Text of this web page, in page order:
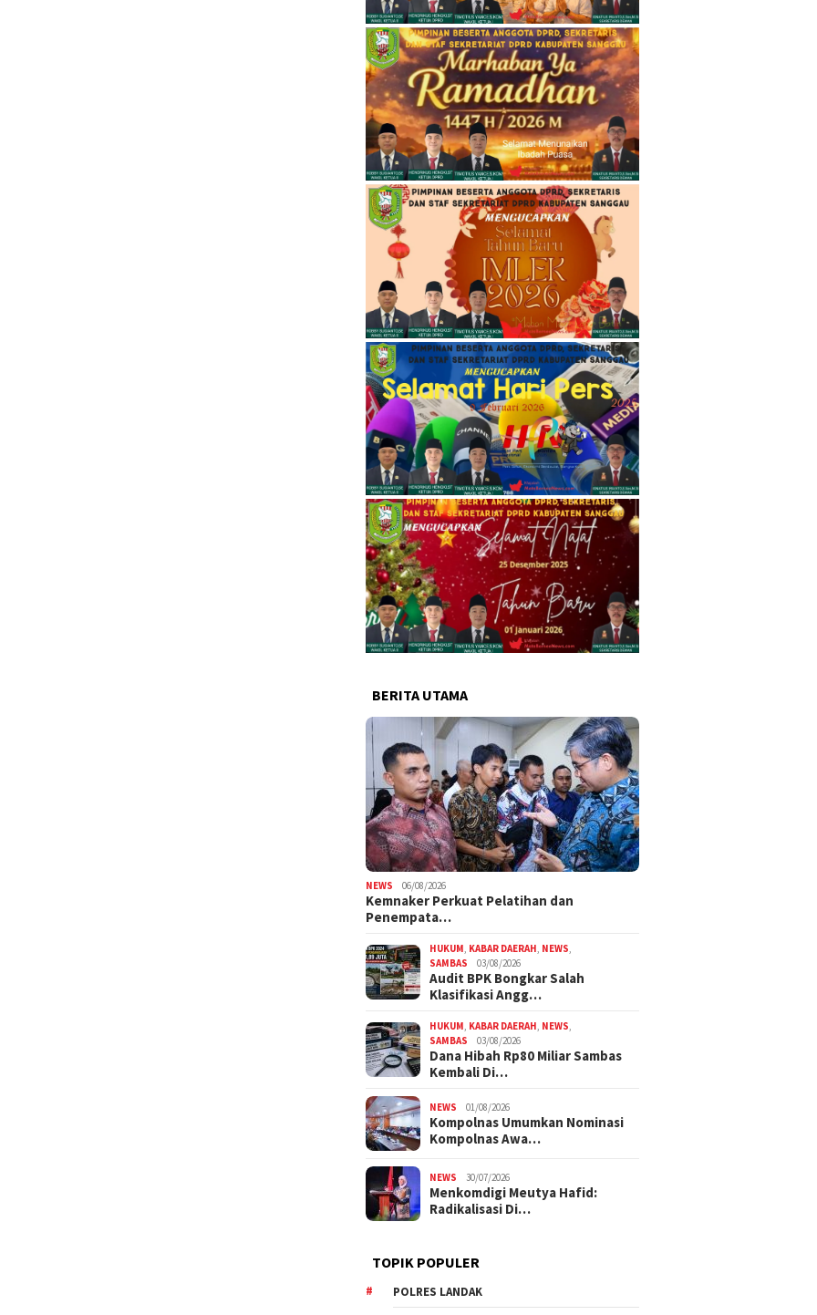
BERITA UTAMA
NEWS 06/08/2026
Kemnaker Perkuat Pelatihan dan
Penempata…
HUKUM KABAR DAERAH NEWS
SAMBAS
03/08/2026
Audit BPK Bongkar Salah
Klasifikasi Angg…
HUKUM KABAR DAERAH NEWS
SAMBAS
03/08/2026
Dana Hibah Rp80 Miliar Sambas
Kembali Di…
NEWS 01/08/2026
Kompolnas Umumkan Nominasi
Kompolnas Awa…
NEWS 30/07/2026
Menkomdigi Meutya Hafid:
Radikalisasi Di…
TOPIK POPULER
POLRES LANDAK